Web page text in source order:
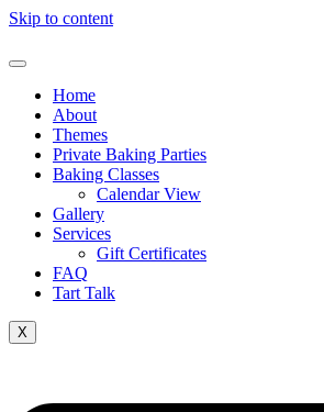
Skip to content
Home
About
Themes
Private Baking Parties
Baking Classes
Calendar View
Gallery
Services
Gift Certificates
FAQ
Tart Talk
X